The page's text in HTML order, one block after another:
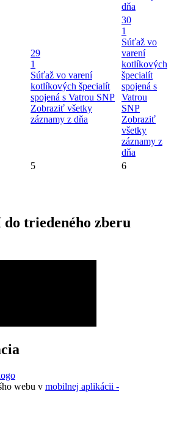
dňa
29
1
Súťaž vo varení
kotlíkových špecialít
spojená s Vatrou SNP
Zobraziť všetky
záznamy z dňa
30
1
Súťaž vo
varení
kotlíkových
špecialít
spojená s
Vatrou
SNP
Zobraziť
všetky
záznamy z
dňa
5 6
triedeného zberu
webu v mobilnej aplikácii -